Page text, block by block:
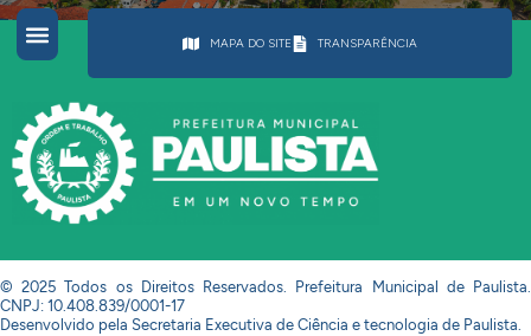
MAPA DO SITE TRANSPARÊNCIA
© 2025 Todos os Direitos Reservados. Prefeitura Municipal de Paulista.
CNPJ: 10.408.839/0001-17
Desenvolvido pela Secretaria Executiva de Ciência e tecnologia de Paulista.